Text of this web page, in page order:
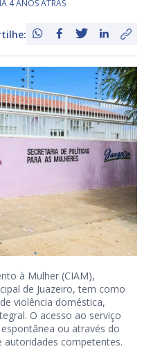
4 ANOS ATRÁS
à Mulher (CIAM),
de Juazeiro, tem como
violência doméstica,
O acesso ao serviço
ou através do
autoridades competentes.